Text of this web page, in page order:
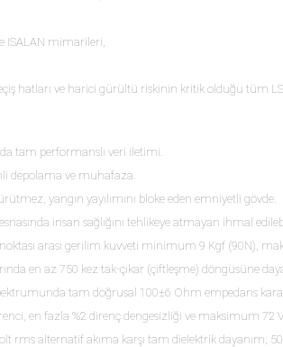
ISALAN mimarileri,
hatları ve harici gürültü riskinin kritik olduğu tüm
tam performanslı veri iletimi.
depolama ve muhafaza.
yangın yayılımını bloke eden emniyetli gövde.
insan sağlığını tehlikeye atmayan ihmal
arası gerilim kuvveti minimum 9 Kgf (90N),
en az 750 kez tak-çıkar (çiftleşme) döngüsüne
tam doğrusal 100±6 Ohm empedans
en fazla %2 direnç dengesizliği ve maksimum 72
rms alternatif akıma karşı tam dielektrik dayanım;